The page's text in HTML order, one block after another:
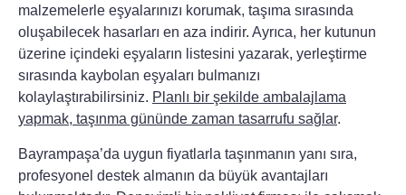
malzemelerle eşyalarınızı korumak, taşıma sırasında
oluşabilecek hasarları en aza indirir. Ayrıca, her kutunun
üzerine içindeki eşyaların listesini yazarak, yerleştirme
sırasında kaybolan eşyaları bulmanızı
kolaylaştırabilirsiniz. Planlı bir şekilde ambalajlama
yapmak, taşınma gününde zaman tasarrufu sağlar.
Bayrampaşa’da uygun fiyatlarla taşınmanın yanı sıra,
profesyonel destek almanın da büyük avantajları